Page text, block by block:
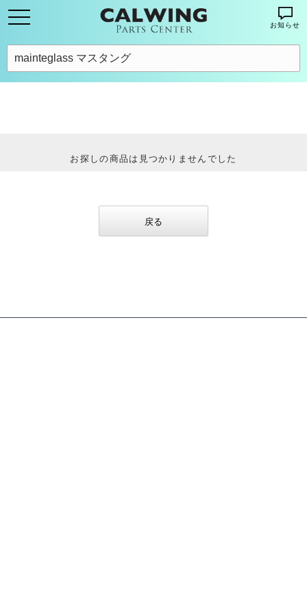
お知らせ
お探しの商品は見つかりませんでした
戻る